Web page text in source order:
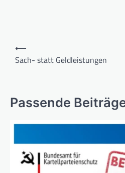
Beitragsnavigation
⟵
Sach- statt Geldleistungen
Passende